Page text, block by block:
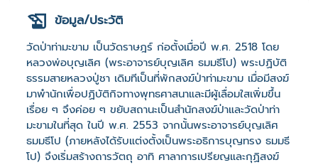
ข้อมูล/ประวัติ
วัดป่าท่ามะขาม เป็นวัดราษฎร์ ก่อตั้งเมื่อปี พ.ศ. 2518 โดย
หลวงพ่อบุญเลิศ (พระอาจารย์บุญเลิศ ธมมธีโป) พระปฏิบัติ
ธรรมสายหลวงปู่ชา เดิมทีเป็นที่พักสงฆ์ป่าท่ามะขาม เมื่อมีสงฆ์
มาพำนักเพื่อปฏิบัติกิจทางพุทธศาสนาและมีผู้เลื่อมใสเพิ่มขึ้น
เรื่อย ๆ จึงค่อย ๆ ขยับสถานะเป็นสำนักสงฆ์ป่าและวัดป่าท่า
มะขามในที่สุด ในปี พ.ศ. 2553 จากนั้นพระอาจารย์บุญเลิศ
ธมมธีโป (ภายหลังได้รับแต่งตั้งเป็นพระอธิการบุญทรง ธมมธี
โป) จึงเริ่มสร้างถารวัตถุ อาทิ ศาลาการเปรียญและกุฏิสงฆ์